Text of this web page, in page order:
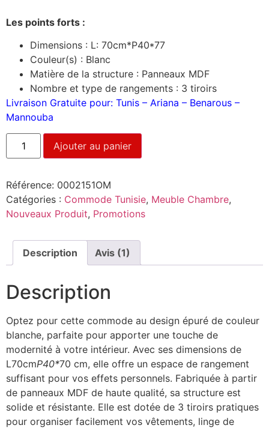
Les points forts :
Dimensions : L: 70cm*P40*77
Couleur(s) : Blanc
Matière de la structure : Panneaux MDF
Nombre et type de rangements : 3 tiroirs
Livraison Gratuite pour: Tunis – Ariana – Benarous –
Mannouba
Ajouter au panier
Référence: 0002151OM
Catégories : Commode Tunisie, Meuble Chambre,
Nouveaux Produit, Promotions
Description Avis (1)
Description
Optez pour cette commode au design épuré de couleur
blanche, parfaite pour apporter une touche de
modernité à votre intérieur. Avec ses dimensions de
L70cmP40*70 cm, elle offre un espace de rangement
suffisant pour vos effets personnels. Fabriquée à partir
de panneaux MDF de haute qualité, sa structure est
solide et résistante. Elle est dotée de 3 tiroirs pratiques
pour organiser facilement vos vêtements, linge de